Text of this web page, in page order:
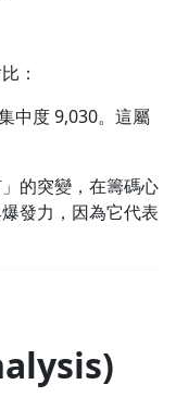
：
中度 9,030。這屬
的突變，在籌碼心
發力，因為它代表